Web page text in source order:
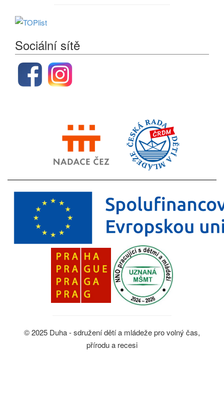
Sociální sítě
© 2025 Duha - sdružení dětí a mládeže pro volný čas,
přírodu a recesi